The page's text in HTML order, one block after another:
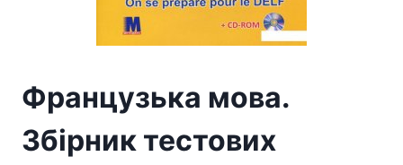
Французька мова.
Збірник тестових